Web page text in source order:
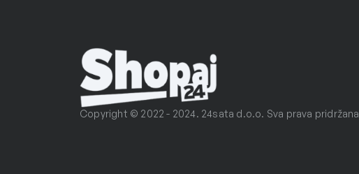
Copyright © 2022 - 2024. 24sata d.o.o. Sva prava pridržana